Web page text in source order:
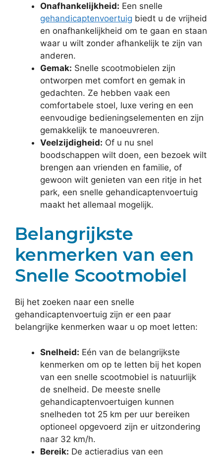
Onafhankelijkheid: Een snelle
gehandicaptenvoertuig biedt u de vrijheid
en onafhankelijkheid om te gaan en staan
waar u wilt zonder afhankelijk te zijn van
anderen.
Gemak: Snelle scootmobielen zijn
ontworpen met comfort en gemak in
gedachten. Ze hebben vaak een
comfortabele stoel, luxe vering en een
eenvoudige bedieningselementen en zijn
gemakkelijk te manoeuvreren.
Veelzijdigheid: Of u nu snel
boodschappen wilt doen, een bezoek wilt
brengen aan vrienden en familie, of
gewoon wilt genieten van een ritje in het
park, een snelle gehandicaptenvoertuig
maakt het allemaal mogelijk.
Belangrijkste
kenmerken van een
Snelle Scootmobiel
Bij het zoeken naar een snelle
gehandicaptenvoertuig zijn er een paar
belangrijke kenmerken waar u op moet letten:
Snelheid: Eén van de belangrijkste
kenmerken om op te letten bij het kopen
van een snelle scootmobiel is natuurlijk
de snelheid. De meeste snelle
gehandicaptenvoertuigen kunnen
snelheden tot 25 km per uur bereiken
optioneel opgevoerd zijn er uitzondering
naar 32 km/h.
Bereik: De actieradius van een